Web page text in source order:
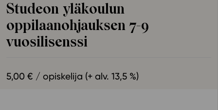
Ominaisuudet
Tapahtumakalenteri
Webinaari­tallenteet
Ohjekeskus
Studeon yläkoulun
oppilaanohjauksen 7-9
vuosilisenssi
5,00 € / opiskelija (+ alv. 13,5 %)